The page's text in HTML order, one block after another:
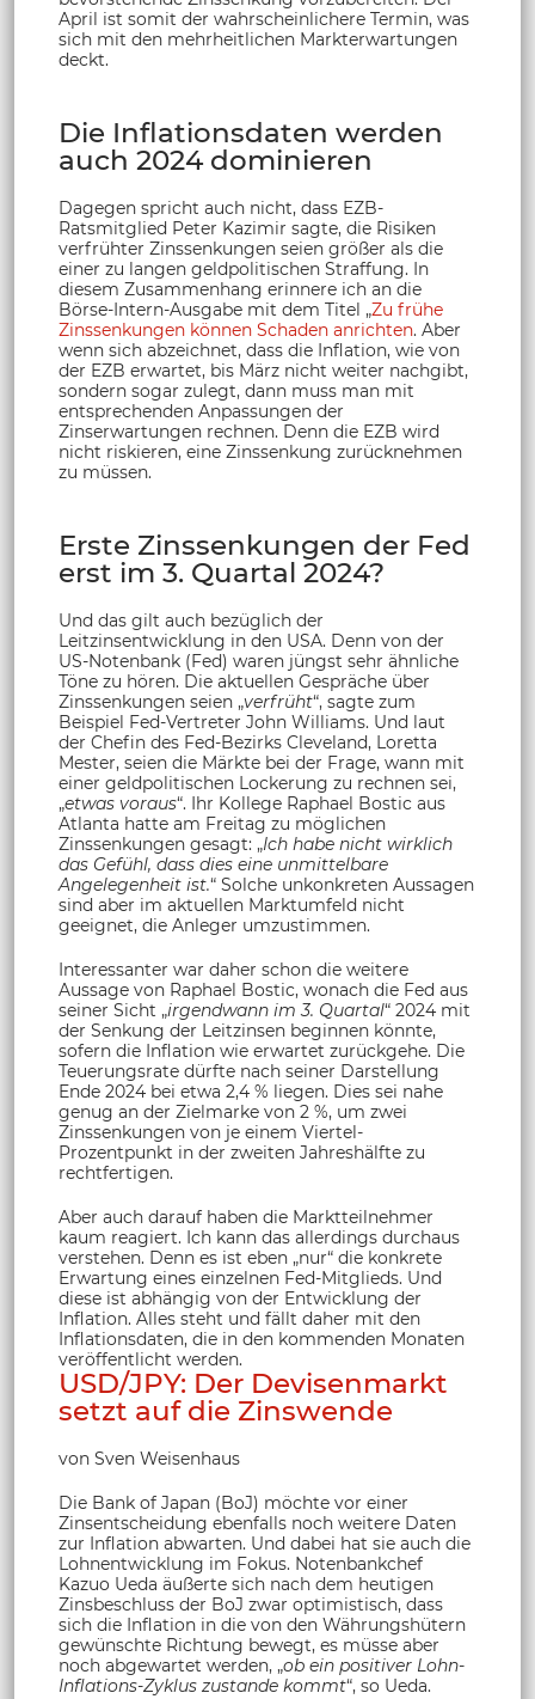
April ist somit der wahrscheinlichere Termin, was
sich mit den mehrheitlichen Markterwartungen
deckt.
Die Inflationsdaten werden
auch 2024 dominieren
Dagegen spricht auch nicht, dass EZB-
Ratsmitglied Peter Kazimir sagte, die Risiken
verfrühter Zinssenkungen seien größer als die
einer zu langen geldpolitischen Straffung. In
diesem Zusammenhang erinnere ich an die
Börse-Intern-Ausgabe mit dem Titel „Zu frühe
Zinssenkungen können Schaden anrichten. Aber
wenn sich abzeichnet, dass die Inflation, wie von
der EZB erwartet, bis März nicht weiter nachgibt,
sondern sogar zulegt, dann muss man mit
entsprechenden Anpassungen der
Zinserwartungen rechnen. Denn die EZB wird
nicht riskieren, eine Zinssenkung zurücknehmen
zu müssen.
Erste Zinssenkungen der Fed
erst im 3. Quartal 2024?
Und das gilt auch bezüglich der
Leitzinsentwicklung in den USA. Denn von der
US-Notenbank (Fed) waren jüngst sehr ähnliche
Töne zu hören. Die aktuellen Gespräche über
Zinssenkungen seien „verfrüht“, sagte zum
Beispiel Fed-Vertreter John Williams. Und laut
der Chefin des Fed-Bezirks Cleveland, Loretta
Mester, seien die Märkte bei der Frage, wann mit
einer geldpolitischen Lockerung zu rechnen sei,
„etwas voraus“. Ihr Kollege Raphael Bostic aus
Atlanta hatte am Freitag zu möglichen
Zinssenkungen gesagt: „Ich habe nicht wirklich
das Gefühl, dass dies eine unmittelbare
Angelegenheit ist.“ Solche unkonkreten Aussagen
sind aber im aktuellen Marktumfeld nicht
geeignet, die Anleger umzustimmen.
Interessanter war daher schon die weitere
Aussage von Raphael Bostic, wonach die Fed aus
seiner Sicht „irgendwann im 3. Quartal“ 2024 mit
der Senkung der Leitzinsen beginnen könnte,
sofern die Inflation wie erwartet zurückgehe. Die
Teuerungsrate dürfte nach seiner Darstellung
Ende 2024 bei etwa 2,4 % liegen. Dies sei nahe
genug an der Zielmarke von 2 %, um zwei
Zinssenkungen von je einem Viertel-
Prozentpunkt in der zweiten Jahreshälfte zu
rechtfertigen.
Aber auch darauf haben die Marktteilnehmer
kaum reagiert. Ich kann das allerdings durchaus
verstehen. Denn es ist eben „nur“ die konkrete
Erwartung eines einzelnen Fed-Mitglieds. Und
diese ist abhängig von der Entwicklung der
Inflation. Alles steht und fällt daher mit den
Inflationsdaten, die in den kommenden Monaten
veröffentlicht werden.
USD/JPY: Der Devisenmarkt
setzt auf die Zinswende
von Sven Weisenhaus
Die Bank of Japan (BoJ) möchte vor einer
Zinsentscheidung ebenfalls noch weitere Daten
zur Inflation abwarten. Und dabei hat sie auch die
Lohnentwicklung im Fokus. Notenbankchef
Kazuo Ueda äußerte sich nach dem heutigen
Zinsbeschluss der BoJ zwar optimistisch, dass
sich die Inflation in die von den Währungshütern
gewünschte Richtung bewegt, es müsse aber
noch abgewartet werden, „ob ein positiver Lohn-
Inflations-Zyklus zustande kommt“, so Ueda.